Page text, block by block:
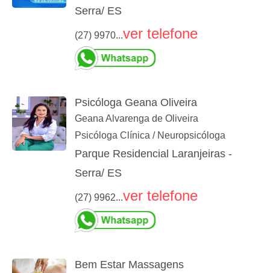
Serra/ ES
(27) 9970...ver telefone
Psicóloga Geana Oliveira
Geana Alvarenga de Oliveira
Psicóloga Clínica / Neuropsicóloga
Parque Residencial Laranjeiras -
Serra/ ES
(27) 9962...ver telefone
Bem Estar Massagens